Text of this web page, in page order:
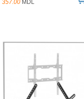
357.00 MDL